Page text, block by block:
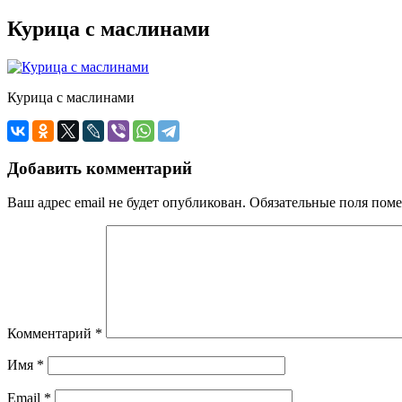
Курица с маслинами
Курица с маслинами
Добавить комментарий
Ваш адрес email не будет опубликован. Обязательные поля
Комментарий *
Имя *
Email *